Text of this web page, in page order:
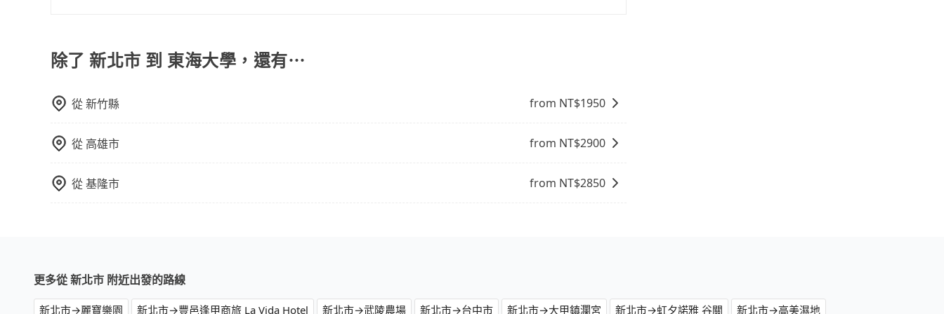
這些瑣碎的事，台灣本土的AsiaYo或者國際Airbnb都值得推薦。
務，由專人到府接送，讓您更加輕鬆自在。
除了 新北市 到 東海大學，還有⋯
從新竹縣 from NT$1950
從 高雄市 from NT$2900
從基隆市 from NT$2850
更多從 新北市 附近出發的路線
新北市→麗寶樂園 新北市→豐邑逢甲商旅 La Vida Hotel 新北市→武陵農場 新北市→台中市 新北市→大甲鎮瀾宮 新北市→虹夕諾雅 谷關 新北市→高美濕地